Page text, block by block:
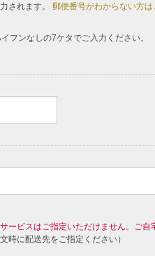
されます。 郵便番号がわからない方は
イフンなしの7ケタでご入力ください。
ービスはご指定いただけません。ご
時に配送先をご指定ください）